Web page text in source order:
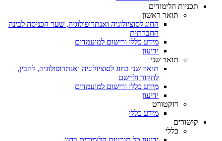
תכניות הלימודים
תואר ראשון
החוג לסוציולוגיה ואנתרופולוגיה, שער הכניסה לבינה
החברתית
מידע כללי ורישום למועמדים
ידיעון
תואר שני
תואר שני בחוג לסוציולוגיה ואנתרופולוגיה, להבין,
לחקור וליישם
מידע כללי ורישום למועמדים
ידיעון
דוקטורט
מידע כללי
קישורים
כללי